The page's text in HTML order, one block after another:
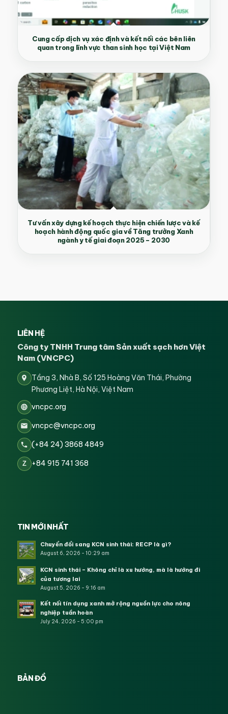
Cung cấp dịch vụ xác định và kết nối các bên liên
quan trong lĩnh vực than sinh học tại Việt Nam
Tư vấn xây dựng kế hoạch thực hiện chiến lược và kế
hoạch hành động quốc gia về Tăng trưởng Xanh
ngành y tế giai đoạn 2025 – 2030
LIÊN HỆ
Công ty TNHH Trung tâm Sản xuất sạch hơn Việt
Nam (VNCPC)
Tầng 3, Nhà B, Số 125 Hoàng Văn Thái, Phường
Phương Liệt, Hà Nội, Việt Nam
vncpc.org
vncpc@vncpc.org
(+84 24) 3868 4849
Z +84 915 741 368
TIN MỚI NHẤT
Chuyển đổi sang KCN sinh thái: RECP là gì?
August 6, 2026 - 10:29 am
KCN sinh thái – Không chỉ là xu hướng, mà là hướng đi
của tương lai
August 5, 2026 - 9:16 am
Kết nối tín dụng xanh mở rộng nguồn lực cho nông
nghiệp tuần hoàn
July 24, 2026 - 5:00 pm
BẢN ĐỒ